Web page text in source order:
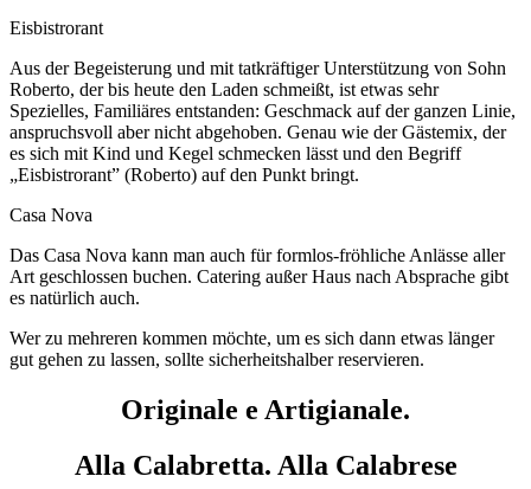
Eisbistrorant
Aus der Begeisterung und mit tatkräftiger Unterstützung von Sohn
Roberto, der bis heute den Laden schmeißt, ist etwas sehr
Spezielles, Familiäres entstanden: Geschmack auf der ganzen Linie,
anspruchsvoll aber nicht abgehoben. Genau wie der Gästemix, der
es sich mit Kind und Kegel schmecken lässt und den Begriff
„Eisbistrorant” (Roberto) auf den Punkt bringt.
Casa Nova
Das Casa Nova kann man auch für formlos-fröhliche Anlässe aller
Art geschlossen buchen. Catering außer Haus nach Absprache gibt
es natürlich auch.
Wer zu mehreren kommen möchte, um es sich dann etwas länger
gut gehen zu lassen, sollte sicherheitshalber reservieren.
Originale e Artigianale.
Alla Calabretta. Alla Calabrese